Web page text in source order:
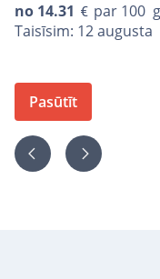
no 14.31
par 100
Taisīsim: 12 augusta
Pasūtīt